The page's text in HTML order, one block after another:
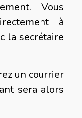
Vous
à
la secrétaire
un courrier
sera alors